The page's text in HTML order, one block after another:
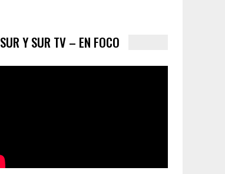
SUR Y SUR TV – EN FOCO